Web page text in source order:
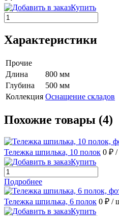
Купить
Характеристики
Прочие
Длина
800 мм
Глубина
500 мм
Коллекция Оснащение складов
Похожие товары (4)
Тележка шпилька, 10 полок 0 ₽
Купить
Подробнее
Тележка шпилька, 6 полок 0 ₽ /
Купить